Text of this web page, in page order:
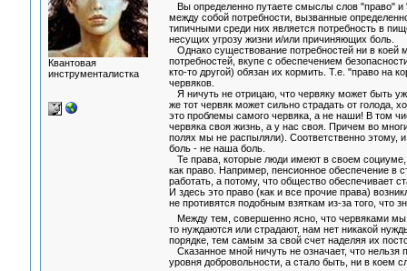
Квантовая
инструменталистка
Вы определенно путаете смыслы слов "право" и
между собой потребности, вызванные
типичными среди них является потребность в
несущих угрозу жизни и/или причиняющих боль.
Однако существование потребностей ни в коей
потребностей, вкупе с обеспечением
кто-то другой) обязан их кормить. Т.е. "право
червяков.
Я ничуть не отрицаю, что червяку может быть
же тот червяк может сильно страдать от голода,
это проблемы самого червяка, а не наши! В том
червяка своя жизнь, а у нас своя. Причем во
полях мы не распыляли). Соответственно этому,
боль - не наша боль.
Те права, которые люди имеют в своем
как право. Например, пенсионное обеспечение в
работать, а потому, что общество обеспечивает
И здесь это право (как и все прочие права)
не противятся подобным взяткам из-за того, что
Между тем, совершенно ясно, что червяками мы
то нуждаются или страдают, нам нет никакой
порядке, тем самым за свой счет наделяя их
Сказанное мной ничуть не означает, что
уровня добровольности, а стало быть, ни в коем